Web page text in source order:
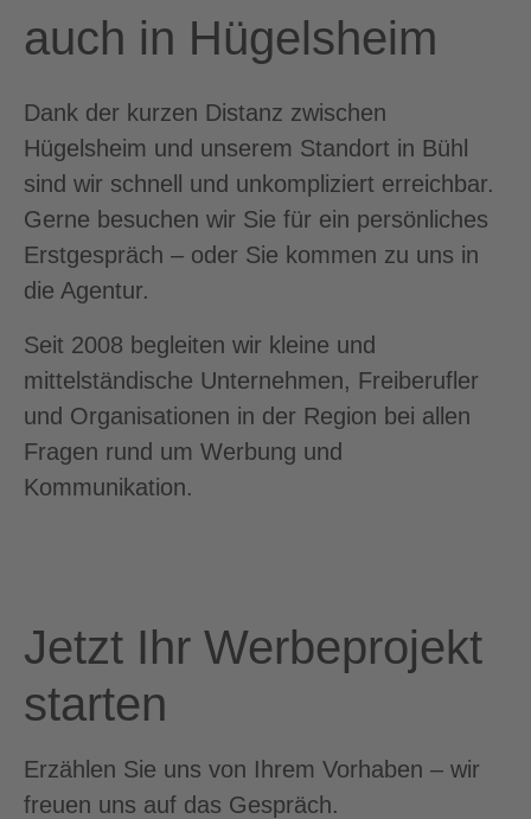
auch in Hügelsheim
Dank der kurzen Distanz zwischen
Hügelsheim und unserem Standort in Bühl
sind wir schnell und unkompliziert erreichbar.
Gerne besuchen wir Sie für ein persönliches
Erstgespräch – oder Sie kommen zu uns in
die Agentur.
Seit 2008 begleiten wir kleine und
mittelständische Unternehmen, Freiberufler
und Organisationen in der Region bei allen
Fragen rund um Werbung und
Kommunikation.
Jetzt Ihr Werbeprojekt
starten
Erzählen Sie uns von Ihrem Vorhaben – wir
freuen uns auf das Gespräch.